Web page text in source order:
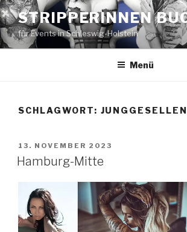
Zum
Inhalt
springen
STRIPPERINNEN
für Events in Schleswig-Holstein
Menü
SCHLAGWORT:
VERÖFFENTLICHT
AM
13. NOVEMBER 2023
Hamburg-Mitte